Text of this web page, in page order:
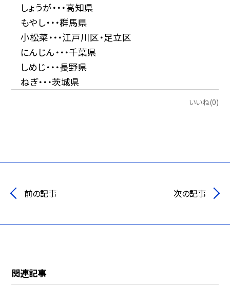
しょうが・・・高知県
もやし・・・群馬県
小松菜・・・江戸川区・足立区
にんじん・・・千葉県
しめじ・・・長野県
ねぎ・・・茨城県
いいね(0)
前の記事 次の記事
関連記事